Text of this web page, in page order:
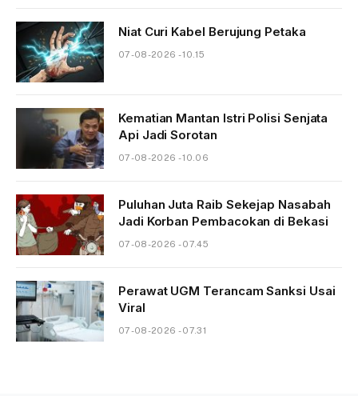
Niat Curi Kabel Berujung Petaka
07-08-2026 - 10.15
Kematian Mantan Istri Polisi Senjata
Api Jadi Sorotan
07-08-2026 - 10.06
Puluhan Juta Raib Sekejap Nasabah
Jadi Korban Pembacokan di Bekasi
07-08-2026 - 07.45
Perawat UGM Terancam Sanksi Usai
Viral
07-08-2026 - 07.31